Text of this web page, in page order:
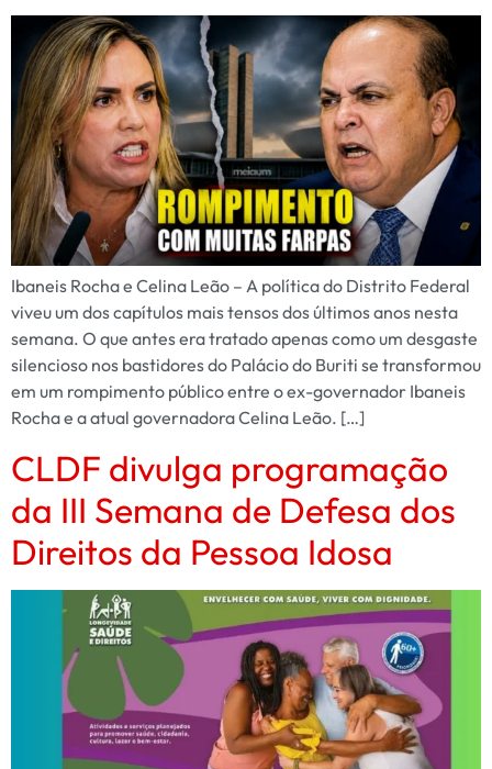
Ibaneis Rocha e Celina Leão – A política do Distrito Federal
viveu um dos capítulos mais tensos dos últimos anos nesta
semana. O que antes era tratado apenas como um desgaste
silencioso nos bastidores do Palácio do Buriti se transformou
em um rompimento público entre o ex-governador Ibaneis
Rocha e a atual governadora Celina Leão. […]
CLDF divulga programação
da III Semana de Defesa dos
Direitos da Pessoa Idosa